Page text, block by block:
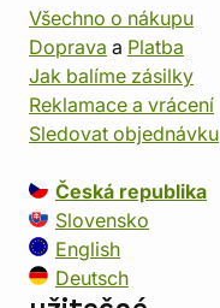
Všechno o nákupu
Doprava a Platba
Jak balíme zásilky
Reklamace a vrácení
Sledovat objednávku
Česká republika
Slovensko
English
Deutsch